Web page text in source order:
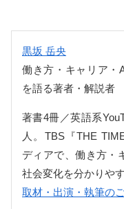
黒坂 岳央
働き方・キャリア・
を語る著者・解説者
著書4冊／英語系
人。TBS『THE
ディアで、働き方・
社会変化を分かりやす
取材・出演・執筆の